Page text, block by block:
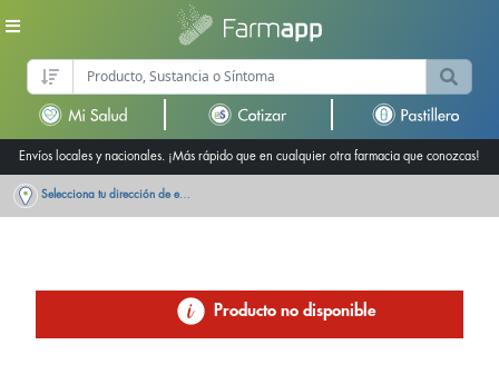
Envíos locales y nacionales. ¡Más rápido que en cualquier otra farmacia que conozcas!
Selecciona tu dirección de entrega
Producto no disponible